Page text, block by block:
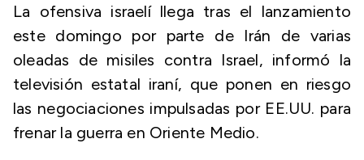
La ofensiva israelí llega tras el lanzamiento
este domingo por parte de Irán de varias
oleadas de misiles contra Israel, informó la
televisión estatal iraní, que ponen en riesgo
las negociaciones impulsadas por EE.UU. para
frenar la guerra en Oriente Medio.